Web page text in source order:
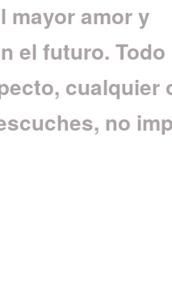
mayor amor y
el futuro. Todo
cualquier
no